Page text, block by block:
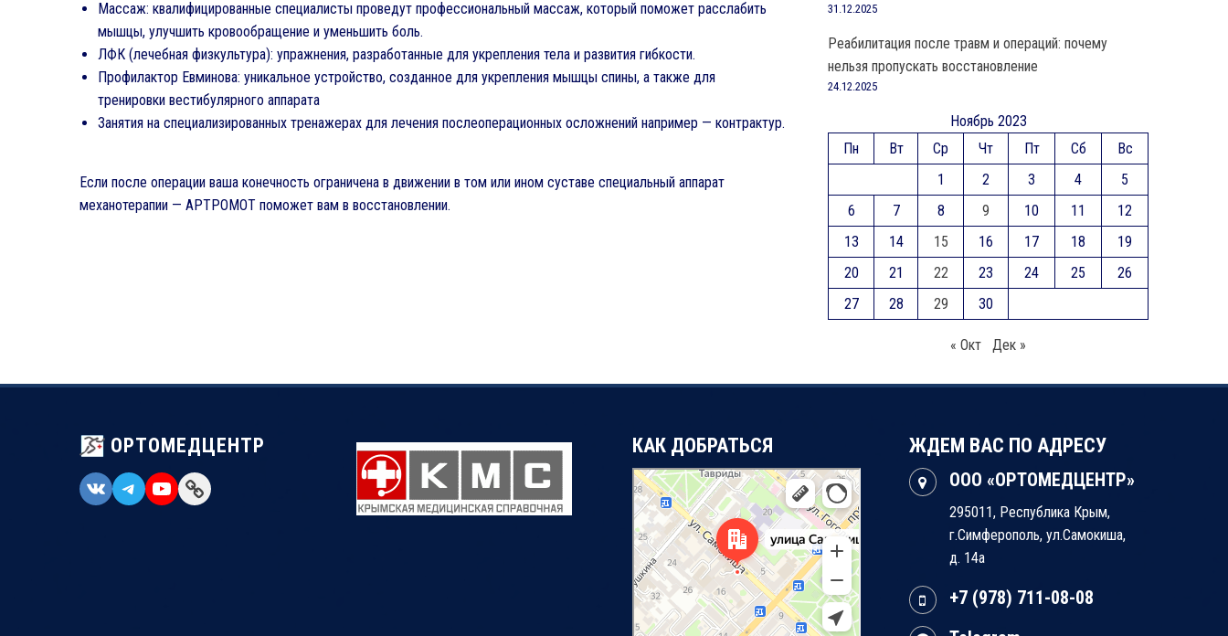
Массаж: квалифицированные специалисты проведут профессиональный массаж, который поможет расслабить
мышцы, улучшить кровообращение и уменьшить боль.
ЛФК (лечебная физкультура): упражнения, разработанные для укрепления тела и развития гибкости.
Профилактор Евминова: уникальное устройство, созданное для укрепления мышцы спины, а также для
тренировки вестибулярного аппарата
Занятия на специализированных тренажерах для лечения послеоперационных осложнений например — контрактур.
Если после операции ваша конечность ограничена в движении в том или ином суставе специальный аппарат
механотерапии — АРТРОМОТ поможет вам в восстановлении.
31.12.2025
Реабилитация после травм и операций: почему
нельзя пропускать восстановление
24.12.2025
Ноябрь 2023
Пн
Вт Ср Чт Пт Сб
Вс
1
2 3 4
5
6
7 8 9 10 11
12
13
14 15 16 17 18
19
20
21 22 23 24 25
26
27
28 29 30
« Окт Дек »
ОРТОМЕДЦЕНТР
VK Telegram
YouTube
Link
КАК ДОБРАТЬСЯ
Симферополь
Улица Самокиша, 14А — Яндекс Карты
ЖДЕМ ВАС ПО АДРЕСУ
ООО «ОРТОМЕДЦЕНТР»
295011, Республика Крым,
г.Симферополь, ул.Самокиша,
д. 14а
+7 (978) 711-08-08